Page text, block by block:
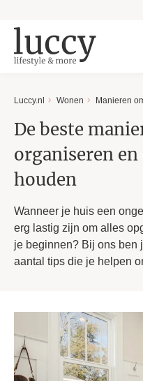
Luccy.nl Wonen Manieren
De beste
organiseren
houden
Wanneer je huis een
erg lastig zijn om alles
je beginnen? Bij ons ben
aantal tips die je helpen